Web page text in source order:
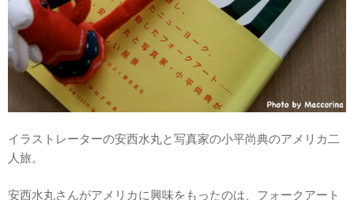
イラストレーターの安西水丸と写真家の小平尚典のアメリカ二
人旅。
安西水丸さんがアメリカに興味をもったのは、フォークアート